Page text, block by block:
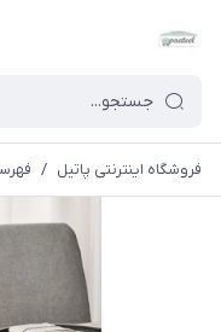
فروشگاه اینترنتی پاتیل /